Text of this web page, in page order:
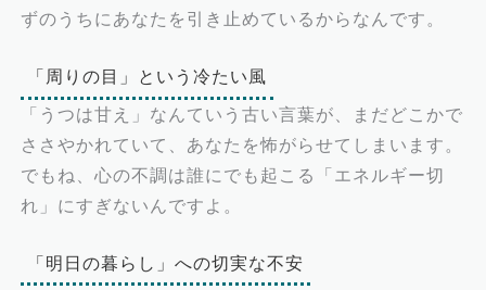
ずのうちにあなたを引き止めているからなんです。
「周りの目」という冷たい風
「うつは甘え」なんていう古い言葉が、まだどこかで
ささやかれていて、あなたを怖がらせてしまいます。
でもね、心の不調は誰にでも起こる「エネルギー切
れ」にすぎないんですよ。
「明日の暮らし」への切実な不安